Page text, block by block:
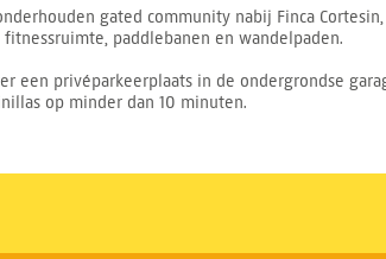
gated community nabij Finca
paddlebanen en wandelpaden.
een privéparkeerplaats in de ondergrondse
op minder dan 10 minuten.